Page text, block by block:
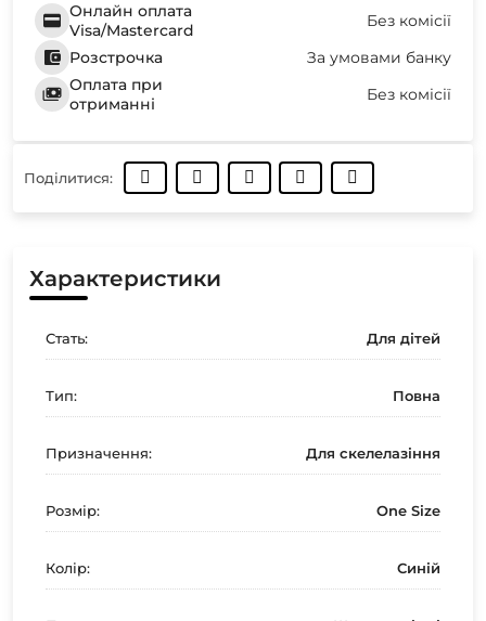
Онлайн оплата
Visa/Mastercard
Без комісії
Розстрочка
За умовами банку
Оплата при
отриманні
Без комісії
Поділитися:
Характеристики
Стать: Для дітей
Тип: Повна
Призначення: Для скелелазіння
Розмір: One Size
Колір: Синій